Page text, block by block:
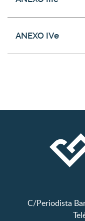
ANEXO IVe
C/Periodista